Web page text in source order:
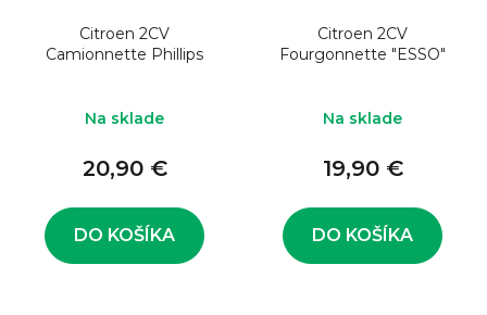
Citroen 2CV
Camionnette Phillips
Na sklade
20,90 €
DO KOŠÍKA
Citroen 2CV
Fourgonnette "ESSO"
Na sklade
19,90 €
DO KOŠÍKA